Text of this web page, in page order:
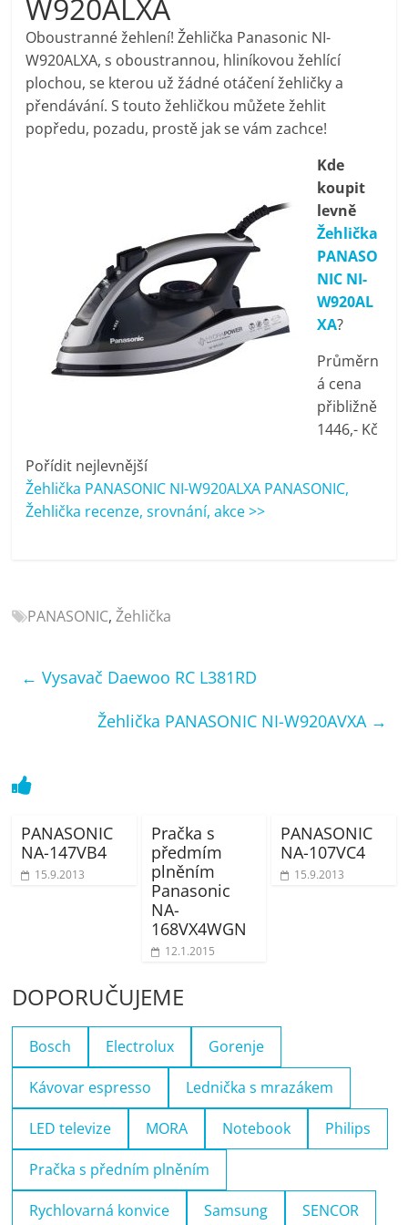
pračky,
televize,
notebooky,
telefony,
kávovary,
bazény
Nejlepší
OK,
recenze,
pračky,
kávovary,
W920ALXA
Oboustranné žehlení! Žehlička Panasonic NI-
W920ALXA, s oboustrannou, hliníkovou žehlící
plochou, se kterou už žádné otáčení žehličky a
přendávání. S touto žehličkou můžete žehlit
popředu, pozadu, prostě jak se vám zachce!
Kde
koupit
levně
Žehlička
PANASO
NIC NI-
W920AL
XA?
Průměrn
á cena
přibližně
1446,- Kč
Pořídit nejlevnější
Žehlička PANASONIC NI-W920ALXA PANASONIC,
Žehlička recenze, srovnání, akce >>
PANASONIC,Žehlička
← Vysavač Daewoo RC L381RD
Žehlička PANASONIC NI-W920AVXA →
PANASONIC
NA-147VB4
15.9.2013
Pračka s
předmím
plněním
Panasonic
NA-
168VX4WGN
12.1.2015
PANASONIC
NA-107VC4
15.9.2013
DOPORUČUJEME
Bosch Electrolux Gorenje
Kávovar espresso Lednička s mrazákem
LED televize MORA Notebook Philips
Pračka s předním plněním
Rychlovarná konvice Samsung SENCOR